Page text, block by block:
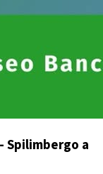
Spilimbergo a